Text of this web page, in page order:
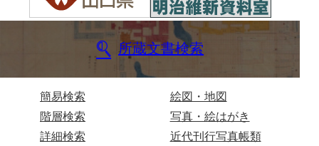
所蔵文書検索
簡易検索
階層検索
詳細検索
絵図・地図
写真・絵はがき
近代刊行写真帳類